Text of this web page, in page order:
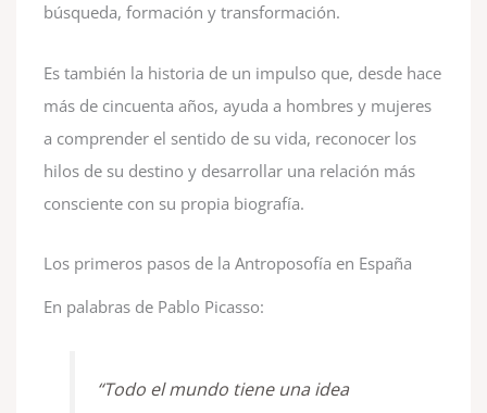
búsqueda, formación y transformación.
Es también la historia de un impulso que, desde hace
más de cincuenta años, ayuda a hombres y mujeres
a comprender el sentido de su vida, reconocer los
hilos de su destino y desarrollar una relación más
consciente con su propia biografía.
Los primeros pasos de la Antroposofía en España
En palabras de Pablo Picasso:
“Todo el mundo tiene una idea